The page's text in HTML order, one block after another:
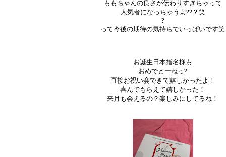
ももちゃんの良さが伝わりすぎちゃって
人気者になっちゃうよ??？笑
?
って今後の期待の気持ちでいっぱいです笑
お誕生日本指名様も
おめでとーねっ?
直接お祝い会できて嬉しかったよ！
喜んでもらえて嬉しかった！
来月も会えるの？楽しみにしてるね！